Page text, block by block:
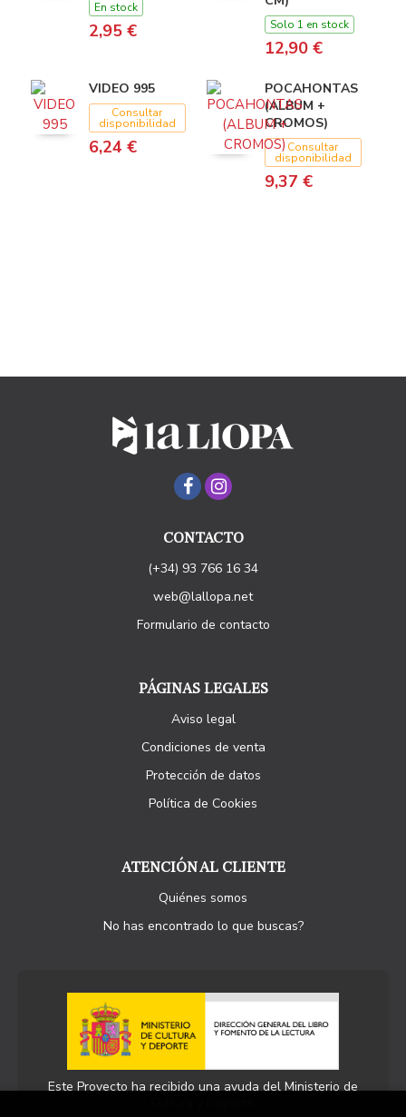
En stock
2,95 € Solo 1 en stock
12,90 €
VIDEO 995
Consultar
disponibilidad
6,24 €
POCAHONTAS
(ALBUM +
CROMOS)
Consultar
disponibilidad
9,37 €
CONTACTO
(+34) 93 766 16 34
web@lallopa.net
Formulario de contacto
PÁGINAS LEGALES
Aviso legal
Condiciones de venta
Protección de datos
Política de Cookies
ATENCIÓN AL CLIENTE
Quiénes somos
No has encontrado lo que buscas?
Este Proyecto ha recibido una ayuda del Ministerio de